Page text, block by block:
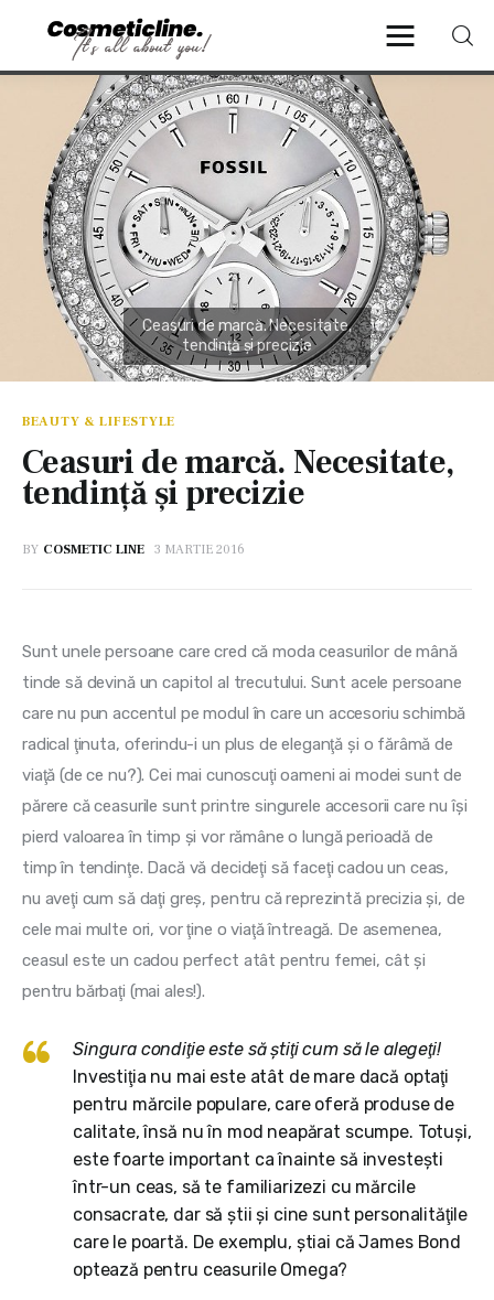
CosmeticLine.
It's all about you!
Frumusețe & Sănătate
Beauty & LifeStyle
Cosmetică Medicală
Anti Aging Medicine
BEAUTY & LIFESTYLE
Ceasuri de marcă. Necesitate,
tendinţă şi precizie
BY COSMETIC LINE 3 MARTIE 2016
Sunt unele persoane care cred că moda ceasurilor de mână
tinde să devină un capitol al trecutului. Sunt acele persoane
care nu pun accentul pe modul în care un accesoriu schimbă
radical ţinuta, oferindu-i un plus de eleganţă şi o fărâmă de
viaţă (de ce nu?). Cei mai cunoscuţi oameni ai modei sunt de
părere că ceasurile sunt printre singurele accesorii care nu îşi
pierd valoarea în timp şi vor rămâne o lungă perioadă de
timp în tendinţe. Dacă vă decideţi să faceţi cadou un ceas,
nu aveţi cum să daţi greş, pentru că reprezintă precizia şi, de
cele mai multe ori, vor ţine o viaţă întreagă. De asemenea,
ceasul este un cadou perfect atât pentru femei, cât şi
pentru bărbaţi (mai ales!).
Singura condiţie este să ştiţi cum să le alegeţi!
Investiţia nu mai este atât de mare dacă optaţi
pentru mărcile populare, care oferă produse de
calitate, însă nu în mod neapărat scumpe. Totuşi,
este foarte important ca înainte să investeşti
într-un ceas, să te familiarizezi cu mărcile
consacrate, dar să ştii şi cine sunt personalităţile
care le poartă. De exemplu, ştiai că James Bond
optează pentru ceasurile Omega?